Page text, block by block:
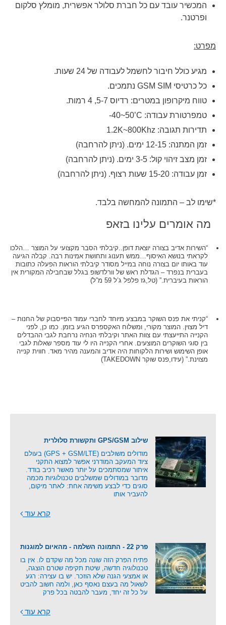
המכשיר עובד עם כל חברת סלולר אפשרית, מומלץ סלקום
ופרטנר.
מפרט:
מגיע כולל חיבור לחשמל לעבודה של 24 שעות.
כל כרטיסי
GSM SIM
נתמכים.
טווח מיקרופון במטרים: רדיוס 5-7, 4 רמות.
טמפרטורת עבודה: -40~50’C
תדירות תגובה: 1.2K~800Khz
זמן המתנה: 12-15 ימים. (ניתן להרחבה)
זמן מצב זיהוי קול: 3-5 ימים. (ניתן להרחבה)
זמן עבודה: 15-20 שעות רצוף. (ניתן להרחבה)
*שימו לב – התמונה להמחשה בלבד.
מה אומרים עלינו בזאפ
“השירות אדיב בצורה יוצאת דופן..קיבלתי הסבר מקצועי על המוצר …הלכו
לקראתי בנושא האיסוף…ממש תענוג ותחושת אמינות רבה. קבלה הגיעה
עוד באותו יום בצורה נוחה במייל מסודר קיבלתי הוראות הפעלה כתובות
בעברית בנפרד – הגדלת ראש של וורלדשופ בגלל שבחבילה המקורית אין
הוראות בעיברית.” (טל,גז פלפל ג’ל 59 מ”ל)
“קניתי את פנס השוקר במבצע מיוחד לחברי עמוד הפייסבוק של החנות –
דיל מצוין. המוצר מקורי, ומשלוח האקספרס הגיע בזמן. כמו כן, לפני
הקנייה התייעצתי עם צוות האתר וקיבלתי הנחיה נרחבת לגבי ההבדלים
בין סוגי השוקרים המוצעים. אחרי הקנייה היו לי עוד מספר שאלות לגבי
אופן השימוש ושירות הלקוחות היה אדיב והמענה מהיר מאד. חווית קנייה
מצוינת.” (עידו,פנס שוקר TAKEDOWN)
שילוב GPS/GSM ותקשורת סלולרית
מודולים משולבים (GPS + GSM/LTE) בעולם
ציוד המעקב המודרני אפשר למצוא התקני
איתור שמסתמכים על יותר מאשר רכיב בודד.
מדובר במודולים שמשלבים טכנולוגיות מכמה
סוגים כדי לבצע משימה אחת: לאתר מיקום,
להעביר אותו
קרא עוד
פרק 22 - התמונה השלמה - מהאיום למוגנות
פתיח הפרק הזה שונה מכל מה שקדם לו. אין בו
טכנולוגיה חדשה, שיטת תקיפה שטרם הוצגה,
או אמצעי הגנה שלא הוזכר. יש בו עצירה: רגע
לשאול מה בעצם נאסף כאן, ולמה חשוב להביט
על כל זה יחד, מעבר להבטה בכל פרק
קרא עוד